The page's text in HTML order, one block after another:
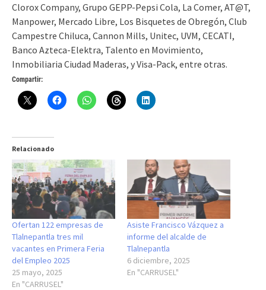
Clorox Company, Grupo GEPP-Pepsi Cola, La Comer, AT@T,
Manpower, Mercado Libre, Los Bisquetes de Obregón, Club
Campestre Chiluca, Cannon Mills, Unitec, UVM, CECATI,
Banco Azteca-Elektra, Talento en Movimiento,
Inmobiliaria Ciudad Maderas, y Visa-Pack, entre otras.
Compartir:
Relacionado
Ofertan 122 empresas de
Tlalnepantla tres mil
vacantes en Primera Feria
del Empleo 2025
25 mayo, 2025
En "CARRUSEL"
Asiste Francisco Vázquez a
informe del alcalde de
Tlalnepantla
6 diciembre, 2025
En "CARRUSEL"